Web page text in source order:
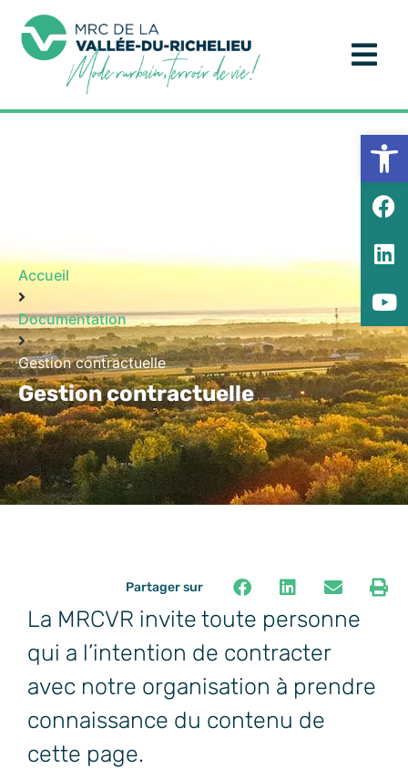
Accueil
Documentation
Gestion contractuelle
Gestion contractuelle
Partager sur
La MRCVR invite toute personne
qui a l’intention de contracter
avec notre organisation à prendre
connaissance du contenu de
cette page.